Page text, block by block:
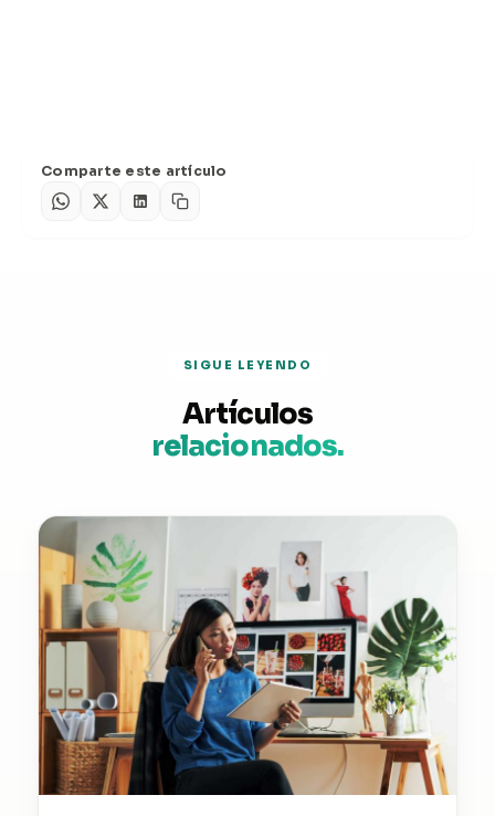
Comparte este artículo
SIGUE LEYENDO
Artículos
relacionados.